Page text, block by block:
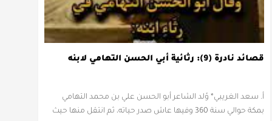
قصائد نادرة (9): رثائية أبي الحسن التهامي لابنه
أ. سعد الغريبي* وُلد الشاعر أبو الحسن علي بن محمد التهامي
بمكة حوالي سنة 360 وفيها عاش صدر حياته، ثم انتقل منها حيث